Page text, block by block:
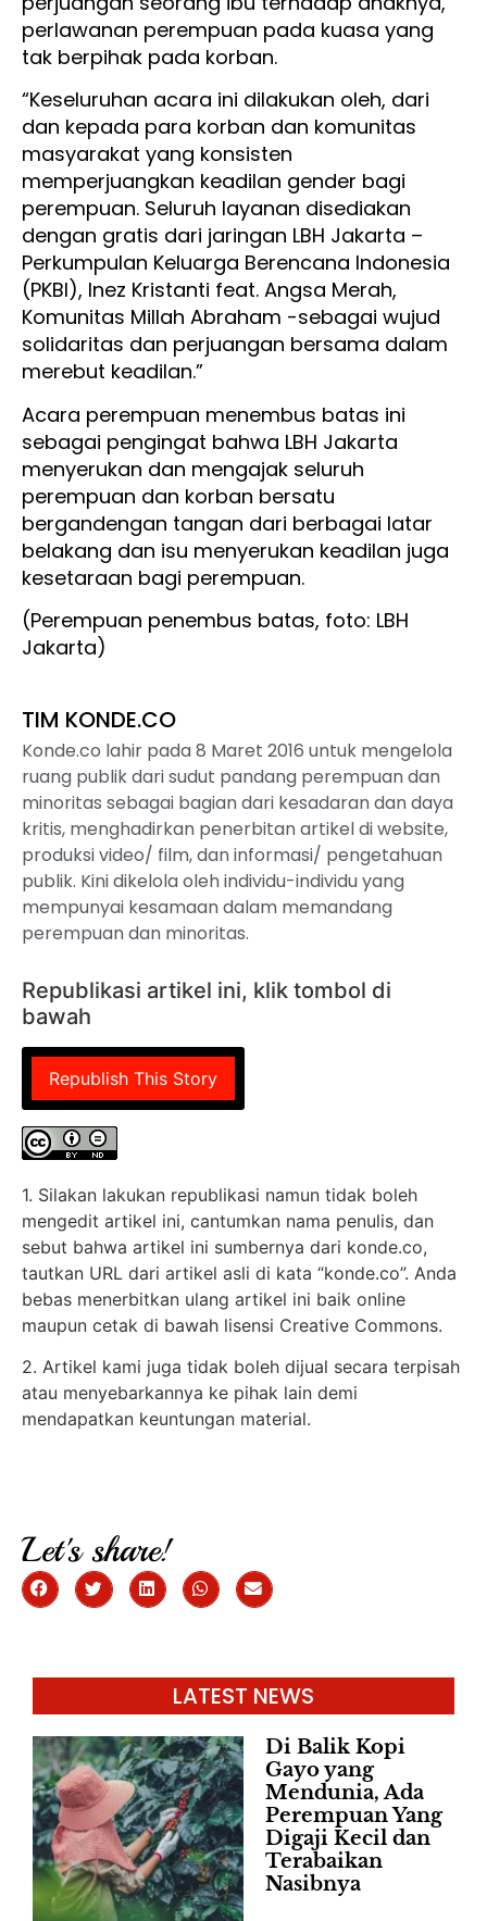
perlawanan perempuan pada kuasa yang
tak berpihak pada korban.
“Keseluruhan acara ini dilakukan oleh, dari
dan kepada para korban dan komunitas
masyarakat yang konsisten
memperjuangkan keadilan gender bagi
perempuan. Seluruh layanan disediakan
dengan gratis dari jaringan LBH Jakarta –
Perkumpulan Keluarga Berencana Indonesia
(PKBI), Inez Kristanti feat. Angsa Merah,
Komunitas Millah Abraham -sebagai wujud
solidaritas dan perjuangan bersama dalam
merebut keadilan.”
Acara perempuan menembus batas ini
sebagai pengingat bahwa LBH Jakarta
menyerukan dan mengajak seluruh
perempuan dan korban bersatu
bergandengan tangan dari berbagai latar
belakang dan isu menyerukan keadilan juga
kesetaraan bagi perempuan.
(Perempuan penembus batas, foto: LBH
Jakarta)
TIM KONDE.CO
Konde.co lahir pada 8 Maret 2016 untuk mengelola
ruang publik dari sudut pandang perempuan dan
minoritas sebagai bagian dari kesadaran dan daya
kritis, menghadirkan penerbitan artikel di website,
produksi video/ film, dan informasi/ pengetahuan
publik. Kini dikelola oleh individu-individu yang
mempunyai kesamaan dalam memandang
perempuan dan minoritas.
Republikasi artikel ini, klik tombol di
bawah
Republish This Story
1. Silakan lakukan republikasi namun tidak boleh
mengedit artikel ini, cantumkan nama penulis, dan
sebut bahwa artikel ini sumbernya dari konde.co,
tautkan URL dari artikel asli di kata “konde.co”. Anda
bebas menerbitkan ulang artikel ini baik online
maupun cetak di bawah lisensi Creative Commons.
2. Artikel kami juga tidak boleh dijual secara terpisah
atau menyebarkannya ke pihak lain demi
mendapatkan keuntungan material.
Let's share!
LATEST NEWS
Di Balik Kopi
Gayo yang
Mendunia, Ada
Perempuan Yang
Digaji Kecil dan
Terabaikan
Nasibnya